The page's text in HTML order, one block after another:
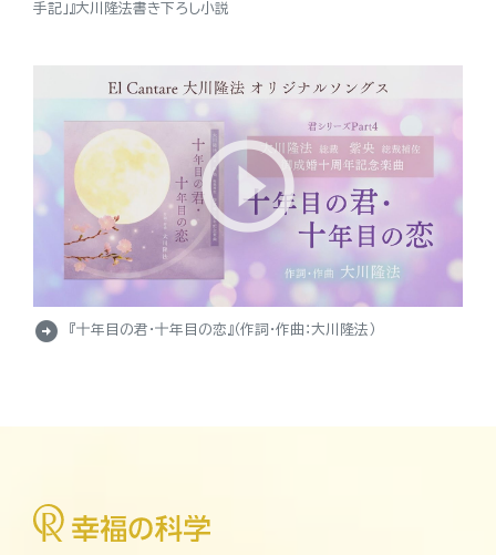
手記」』大川隆法書き下ろし小説
arrow_circle_right 『十年目の君・十年目の恋』（作詞・作曲：大川隆法）